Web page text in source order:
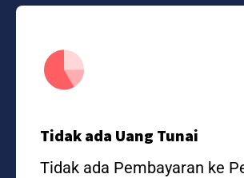
Tidak ada Uang Tunai
Tidak ada Pembayaran ke